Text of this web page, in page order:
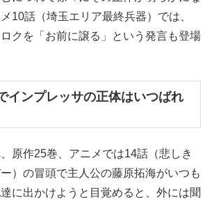
10話（埼玉エリア最終兵器）では、
クを「お前に譲る」という発言も登場
インプレッサの正体はいつばれ
原作25巻、アニメでは14話（悲しき
）の冒頭で主人公の藤原拓海がいつも
に出かけようと目覚めると、外には聞